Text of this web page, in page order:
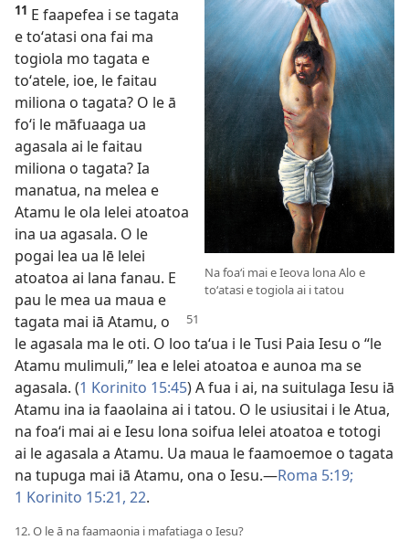
Na foaʻi mai e Ieova lona Alo e
toʻatasi e togiola ai i tatou
11 E faapefea i se tagata
e toʻatasi ona fai ma
togiola mo tagata e
toʻatele, ioe, le faitau
miliona o tagata? O le ā
foʻi le māfuaaga ua
agasala ai le faitau
miliona o tagata? Ia
manatua, na melea e
Atamu le ola lelei atoatoa
ina ua agasala. O le
pogai lea ua lē lelei
atoatoa ai lana fanau. E
pau le mea ua maua e
tagata mai iā Atamu, o
le agasala ma le oti. O loo taʻua i le Tusi Paia Iesu o “le
Atamu mulimuli,” lea e lelei atoatoa e aunoa ma se
agasala. (1 Korinito 15:45) A fua i ai, na suitulaga Iesu iā
Atamu ina ia faaolaina ai i tatou. O le usiusitai i le Atua,
na foaʻi mai ai e Iesu lona soifua lelei atoatoa e totogi
ai le agasala a Atamu. Ua maua le faamoemoe o tagata
na tupuga mai iā Atamu, ona o Iesu.—Roma 5:19;
1 Korinito 15:21, 22.
12. O le ā na faamaonia i mafatiaga o Iesu?